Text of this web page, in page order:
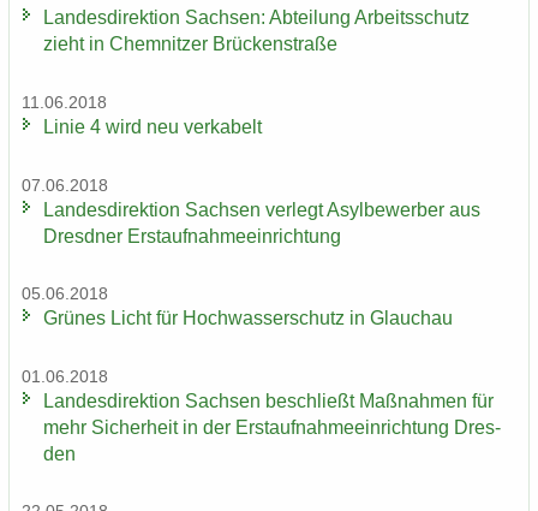
Lan­des­di­rek­ti­on Sach­sen: Ab­tei­lung Ar­beits­schutz
zieht in Chem­nit­zer Brü­cken­stra­ße
11.06.2018
Linie 4 wird neu ver­ka­belt
07.06.2018
Lan­des­di­rek­ti­on Sach­sen ver­legt Asyl­be­wer­ber aus
Dresd­ner Erst­auf­nah­me­ein­rich­tung
05.06.2018
Grü­nes Licht für Hoch­was­ser­schutz in Glauch­au
01.06.2018
Lan­des­di­rek­ti­on Sach­sen be­schließt Maß­nah­men für
mehr Si­cher­heit in der Erst­auf­nah­me­ein­rich­tung Dres­
den